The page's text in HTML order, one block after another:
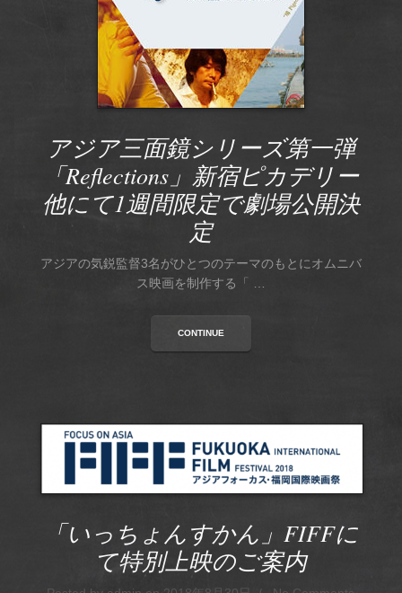
アジア三面鏡シリーズ第一弾
「Reflections」新宿ピカデリー
他にて1週間限定で劇場公開決
定
アジアの気鋭監督3名がひとつのテーマのもとにオムニバ
ス映画を制作する「 …
CONTINUE
「いっちょんすかん」FIFFに
て特別上映のご案内